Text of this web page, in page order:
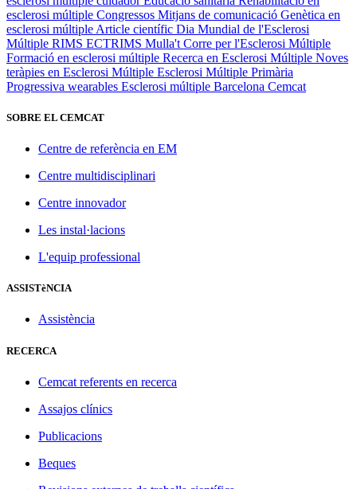
esclerosi múltiple Congressos Mitjans de comunicació Genètica en
esclerosi múltiple Article científic Dia Mundial de l'Esclerosi
Múltiple RIMS ECTRIMS Mulla't Corre per l'Esclerosi Múltiple
Formació en esclerosi múltiple Recerca en Esclerosi Múltiple Noves
teràpies en Esclerosi Múltiple Esclerosi Múltiple Primària
Progressiva wearables Esclerosi múltiple Barcelona Cemcat
SOBRE EL CEMCAT
Centre de referència en EM
Centre multidisciplinari
Centre innovador
Les instal·lacions
L'equip professional
ASSISTèNCIA
Assistència
RECERCA
Cemcat referents en recerca
Assajos clínics
Publicacions
Beques